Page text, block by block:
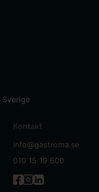
Kontakt
info@gastroma.se
010 15 19 600
Gastróma på Facebook
Gastróma på
Gastróma på